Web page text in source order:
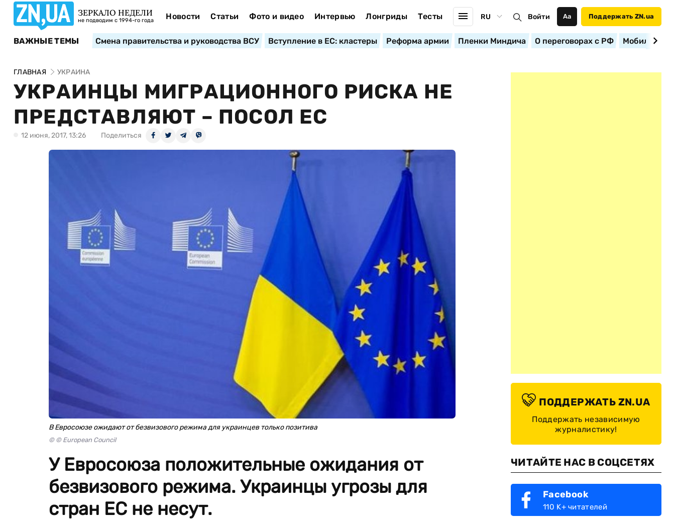
ЗЕРКАЛО НЕДЕЛИ
не подводим с 1994-го года Новости Статьи Фото и видео Интервью Лонгриды Тесты RU Войти Аа Поддержать ZN.ua
ВАЖНЫЕ ТЕМЫ Смена правительства и руководства ВСУ Вступление в ЕС: кластеры Реформа армии Пленки Миндича О переговорах с РФ
ГЛАВНАЯ УКРАИНА
УКРАИНЦЫ МИГРАЦИОННОГО РИСКА НЕ
ПРЕДСТАВЛЯЮТ – ПОСОЛ ЕС
12 июня, 2017, 13:26 Поделиться
В Евросоюзе ожидают от безвизового режима для украинцев только позитива
© © European Council
У Евросоюза положительные ожидания от
безвизового режима. Украинцы угрозы для
стран ЕС не несут.
ПОДДЕРЖАТЬ ZN.UA
Поддержать независимую
журналистику!
ЧИТАЙТЕ НАС В СОЦСЕТЯХ
Facebook
110 K+ читателей